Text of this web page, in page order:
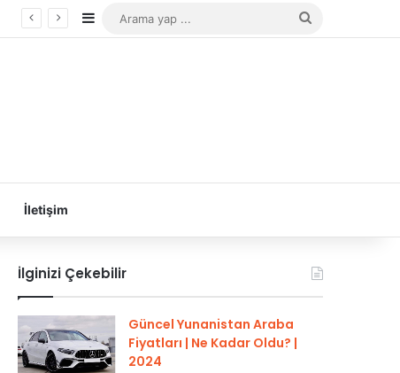
Kenar Bölmesi
İletişim
İlginizi Çekebilir
Güncel Yunanistan Araba
Fiyatları | Ne Kadar Oldu? |
2024